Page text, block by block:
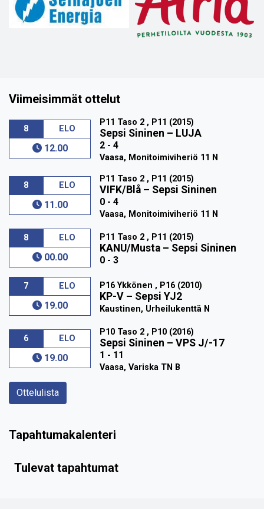
Viimeisimmät ottelut
8 ELO
12.00
P11 Taso 2 , P11 (2015)
Sepsi Sininen – LUJA
2 - 4
Vaasa, Monitoimiviheriö 11 N
8 ELO
11.00
P11 Taso 2 , P11 (2015)
VIFK/Blå – Sepsi Sininen
0 - 4
Vaasa, Monitoimiviheriö 11 N
8 ELO
00.00
P11 Taso 2 , P11 (2015)
KANU/Musta – Sepsi Sininen
0 - 3
7 ELO
19.00
P16 Ykkönen , P16 (2010)
KP-V – Sepsi YJ2
Kaustinen, Urheilukenttä N
6 ELO
19.00
P10 Taso 2 , P10 (2016)
Sepsi Sininen –VPS J/-17
1 - 11
Vaasa, Variska TN B
Ottelulista
Tapahtumakalenteri
Tulevat tapahtumat